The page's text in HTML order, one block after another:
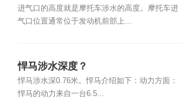
进气口的高度就是摩托车涉水的高度。摩托车进
气口位置通常位于发动机前部上...
悍马涉水深度？
悍马涉水深0.76米。悍马介绍如下：动力方面：
悍马的动力来自一台6.5...